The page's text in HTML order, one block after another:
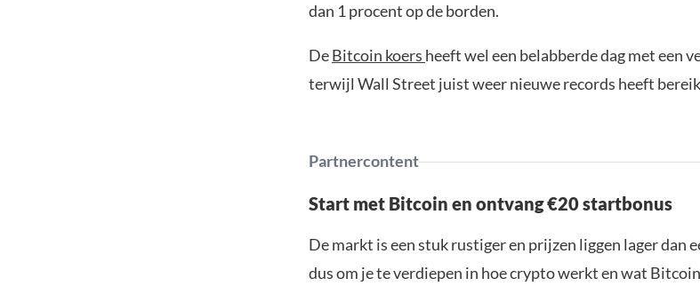
dan 1 procent op de borden.
DeBitcoin koers heeft wel een belabberde dag met een
terwijl Wall Street juist weer nieuwe records heeft
Partnercontent
Start met Bitcoin en ontvang €20 startbonus
De markt is een stuk rustiger en prijzen liggen lager dan
dus om je te verdiepen in hoe crypto werkt en wat